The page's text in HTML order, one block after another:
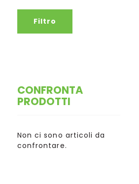
Filtro
CONFRONTA
PRODOTTI
Non ci sono articoli da
confrontare.